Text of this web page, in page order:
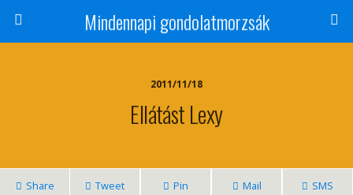
Mindennapi gondolatmorzsák
2011/11/18
Ellátást Lexy
Share Tweet Pin Mail SMS